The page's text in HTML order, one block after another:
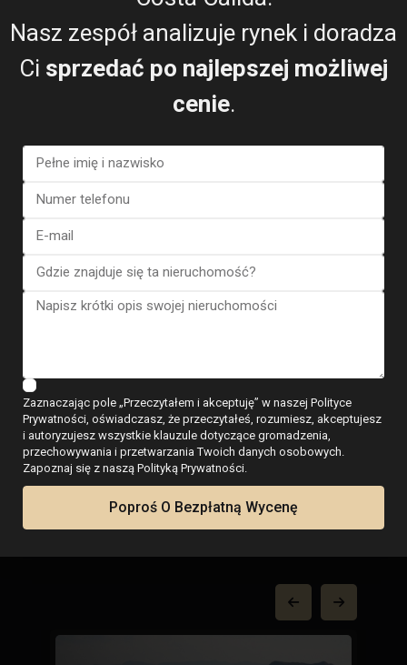
Leonard James
Przewodniki po
zakupie
nieruchomości w
Hiszpanii
Nasz zespół analizuje rynek i doradza
Ci sprzedać po najlepszej możliwej
cenie.
Zaznaczając pole „Przeczytałem i akceptuję” w naszej Polityce
Prywatności, oświadczasz, że przeczytałeś, rozumiesz, akceptujesz
i autoryzujesz wszystkie klauzule dotyczące gromadzenia,
przechowywania i przetwarzania Twoich danych osobowych.
Zapoznaj się z naszą Polityką Prywatności.
Poproś O Bezpłatną Wycenę